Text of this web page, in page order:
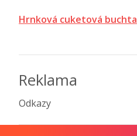
Hrnková cuketová buchta
Reklama
Odkazy